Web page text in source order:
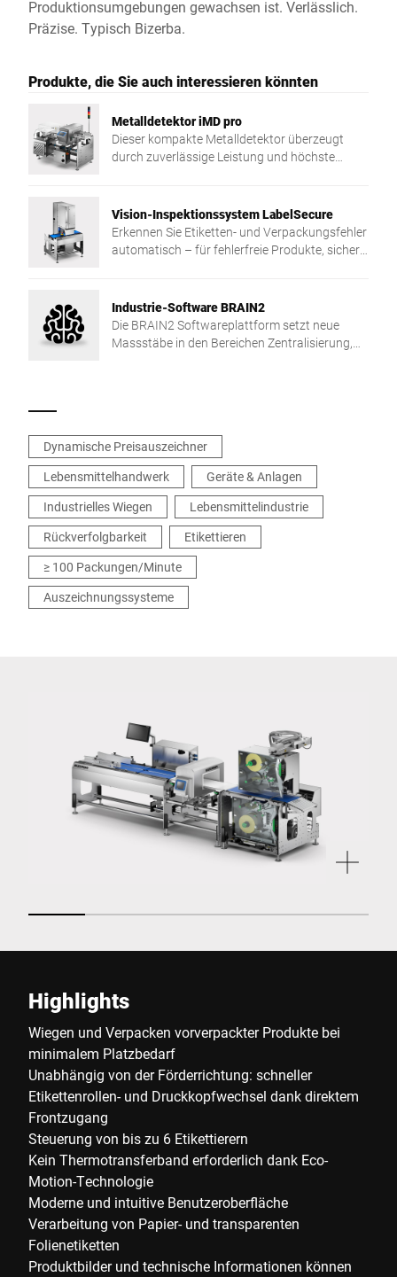
Produktionsumgebungen gewachsen ist. Verlässlich.
Präzise. Typisch Bizerba.
Produkte, die Sie auch interessieren könnten
Metalldetektor iMD pro
Dieser kompakte Metalldetektor überzeugt
durch zuverlässige Leistung und höchste
Vision-Inspektionssystem LabelSecure
Erkennen Sie Etiketten- und Verpackungsfehler
automatisch – für fehlerfreie Produkte, sichere
Industrie-Software BRAIN2
Die BRAIN2 Softwareplattform setzt neue
Massstäbe in den Bereichen Zentralisierung,
Dynamische Preisauszeichner
Lebensmittelhandwerk
Geräte & Anlagen
Industrielles Wiegen
Lebensmittelindustrie
Rückverfolgbarkeit
Etikettieren
≥ 100 Packungen/Minute
Auszeichnungssysteme
Highlights
Wiegen und Verpacken vorverpackter Produkte bei
minimalem Platzbedarf
Unabhängig von der Förderrichtung: schneller
Etikettenrollen- und Druckkopfwechsel dank direktem
Frontzugang
Steuerung von bis zu 6 Etikettierern
Kein Thermotransferband erforderlich dank Eco-
Motion-Technologie
Moderne und intuitive Benutzeroberfläche
Verarbeitung von Papier- und transparenten
Folienetiketten
Produktbilder und technische Informationen können